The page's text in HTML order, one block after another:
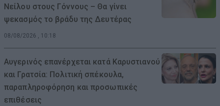
Νείλου στους Γόννους – Θα γίνει
ψεκασμός το βράδυ της Δευτέρας
08/08/2026 , 10:18
Αυγερινός επανέρχεται κατά Καρυστιανού
και Γρατσία: Πολιτική σπέκουλα,
παραπληροφόρηση και προσωπικές
επιθέσεις